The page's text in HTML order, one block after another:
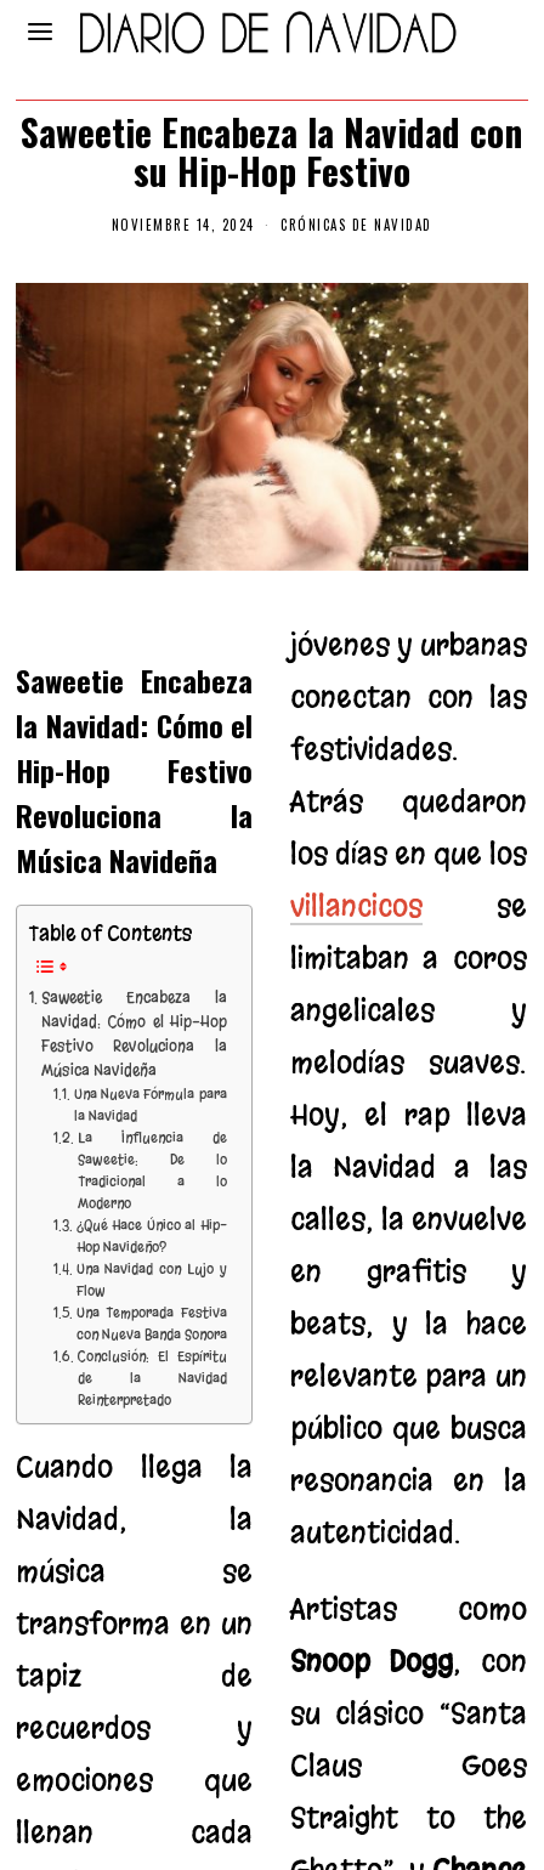
Saweetie Encabeza la Navidad con
su Hip-Hop Festivo
NOVIEMBRE 14, 2024
I
E
M
B
R
4
,
0
2
CRÓNICAS DE NAVIDAD
Saweetie Encabeza
la Navidad: Cómo el
Hip-Hop Festivo
Revoluciona la
Música Navideña
Table of Contents
Saweetie Encabeza la
Navidad: Cómo el Hip-Hop
Festivo Revoluciona la
Música Navideña
Una Nueva Fórmula para
la Navidad
La Influencia de
Saweetie: De lo
Tradicional a lo
Moderno
¿Qué Hace Único al Hip-
Hop Navideño?
Una Navidad con Lujo y
Flow
Una Temporada Festiva
con Nueva Banda Sonora
Conclusión: El Espíritu
de la Navidad
Reinterpretado
Cuando llega la
Navidad, la
música se
transforma en un
tapiz de
recuerdos y
emociones que
llenan cada
jóvenes y urbanas
conectan con las
festividades.
Atrás quedaron
los días en que los
villancicosse
limitaban a coros
angelicales y
melodías suaves.
Hoy, el rap lleva
la Navidad a las
calles, la envuelve
en grafitis y
beats, y la hace
relevante para un
público que busca
resonancia en la
autenticidad.
Artistas como
Snoop Dogg, con
su clásico “Santa
Claus Goes
Straight to the